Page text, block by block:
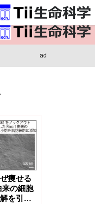
保健・生命・生物の情報インフラ。
ad
痩せる
来の細胞
を引き